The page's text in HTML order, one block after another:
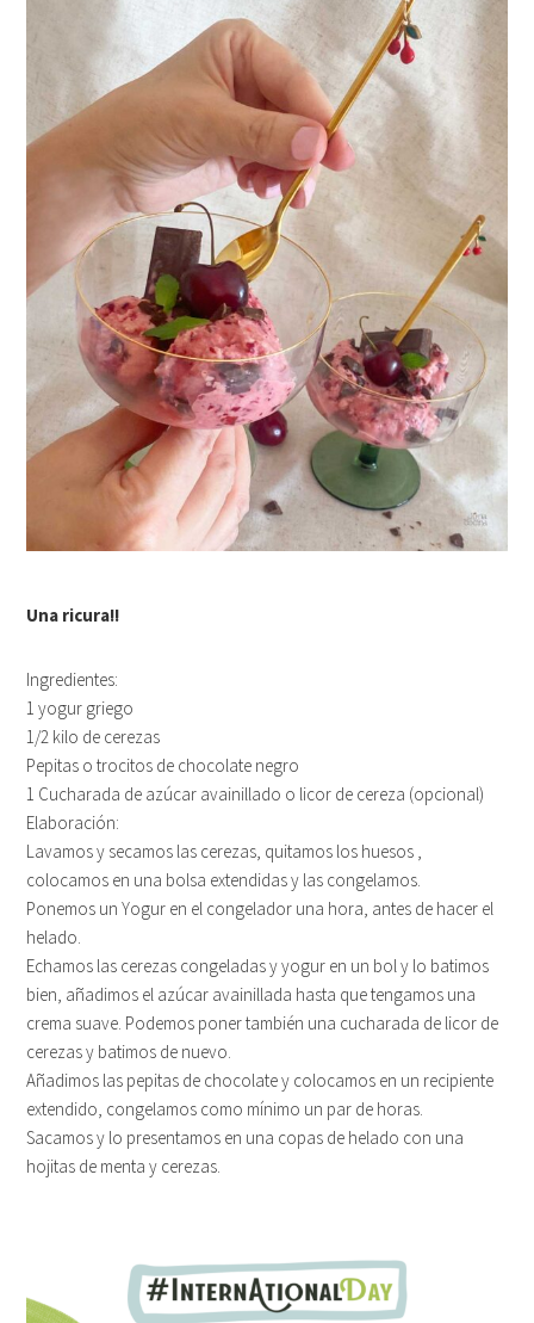
Una ricura!!
Ingredientes:
1 yogur griego
1/2 kilo de cerezas
Pepitas o trocitos de chocolate negro
1 Cucharada de azúcar avainillado o licor de cereza (opcional)
Elaboración:
Lavamos y secamos las cerezas, quitamos los huesos ,
colocamos en una bolsa extendidas y las congelamos.
Ponemos un Yogur en el congelador una hora, antes de hacer el
helado.
Echamos las cerezas congeladas y yogur en un bol y lo batimos
bien, añadimos el azúcar avainillada hasta que tengamos una
crema suave. Podemos poner también una cucharada de licor de
cerezas y batimos de nuevo.
Añadimos las pepitas de chocolate y colocamos en un recipiente
extendido, congelamos como mínimo un par de horas.
Sacamos y lo presentamos en una copas de helado con una
hojitas de menta y cerezas.